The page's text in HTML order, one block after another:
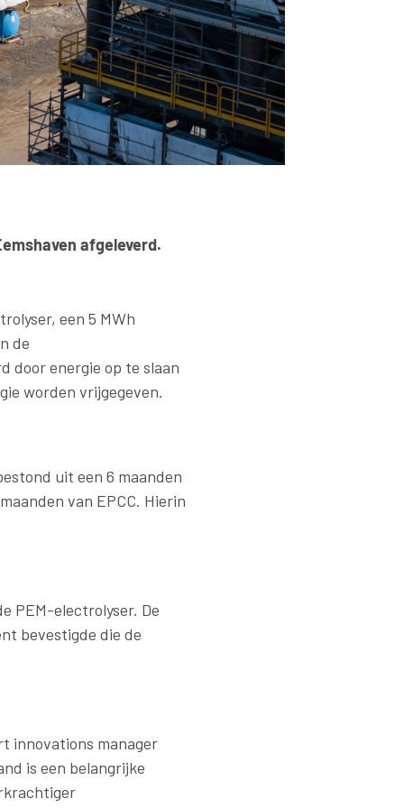
afgeleverd.
een 5 MWh
de
door energie op te slaan
worden vrijgegeven.
uit een 6 maanden
van EPCC. Hierin
PEM-electrolyser. De
bevestigde die de
innovations manager
is een belangrijke